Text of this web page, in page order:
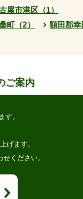
屋市港区（1）
町（2）
額田郡幸
ご案内
す。
げます。
ください。